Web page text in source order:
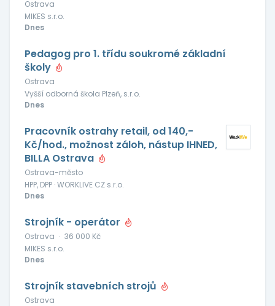
Ostrava
MIKES s.r.o.
Dnes
Pedagog pro 1. třídu soukromé základní
školy
Ostrava
Vyšší odborná škola Plzeň, s.r.o.
Dnes
Pracovník ostrahy retail, od 140,-
Kč/hod., možnost záloh, nástup IHNED,
BILLA Ostrava
Ostrava-město
HPP, DPP · WORKLIVE CZ s.r.o.
Dnes
Strojník - operátor
Ostrava · 36 000 Kč
MIKES s.r.o.
Dnes
Strojník stavebních strojů
Ostrava